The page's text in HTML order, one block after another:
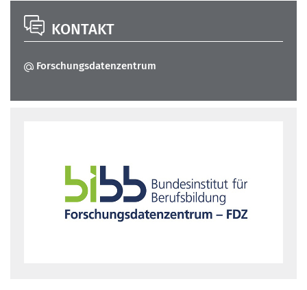
KONTAKT
Forschungsdatenzentrum